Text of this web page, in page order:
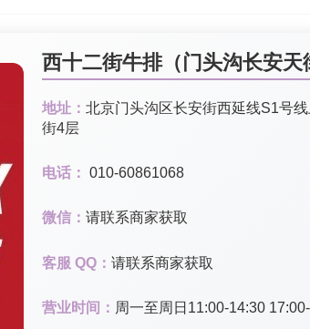
西十二街牛排（门头沟长安天
地址： 北京门头沟区长安街西延线S1号
街4层
电话： 010-60861068
微信： 请联系商家获取
客服 QQ： 请联系商家获取
营业时间： 周一至周日11:00-14:30